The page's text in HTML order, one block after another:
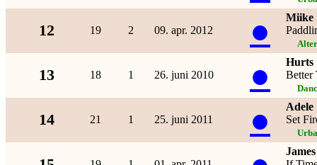
12 19 2 09. apr. 2012 ●
Miike
13 18 1 26. juni 2010 ●
Hurts
Better
14 21 1 25. juni 2011 ●
Adele
Set